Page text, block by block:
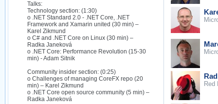
Talks:
Technology section: (1:30)
o .NET Standard 2.0 - .NET Core, .NET
Framework and Xamarin united (30 min) –
Karel Zikmund
o C# and .NET Core on Linux (30 min) –
Radka Janeková
o .NET Core: Performance Revolution (15-30
min) - Adam Sitnik
Community insider section: (0:25)
o Challenges of managing CoreFX repo (20
min) – Karel Zikmund
o .NET Core open source community (5 min) –
Radka Janeková
Red